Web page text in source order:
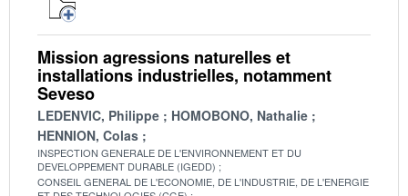
Mission agressions naturelles et
installations industrielles, notamment
Seveso
LEDENVIC, Philippe
HOMOBONO, Nathalie
HENNION, Colas
INSPECTION GENERALE DE L'ENVIRONNEMENT ET DU
DEVELOPPEMENT DURABLE (IGEDD)
CONSEIL GENERAL DE L'ECONOMIE, DE L'INDUSTRIE, DE L'ENERGIE